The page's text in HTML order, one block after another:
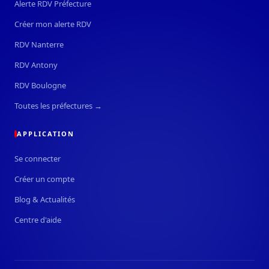
Alerte RDV Préfecture
Créer mon alerte RDV
RDV Nanterre
RDV Antony
RDV Boulogne
Toutes les préfectures →
APPLICATION
Se connecter
Créer un compte
Blog & Actualités
Centre d'aide